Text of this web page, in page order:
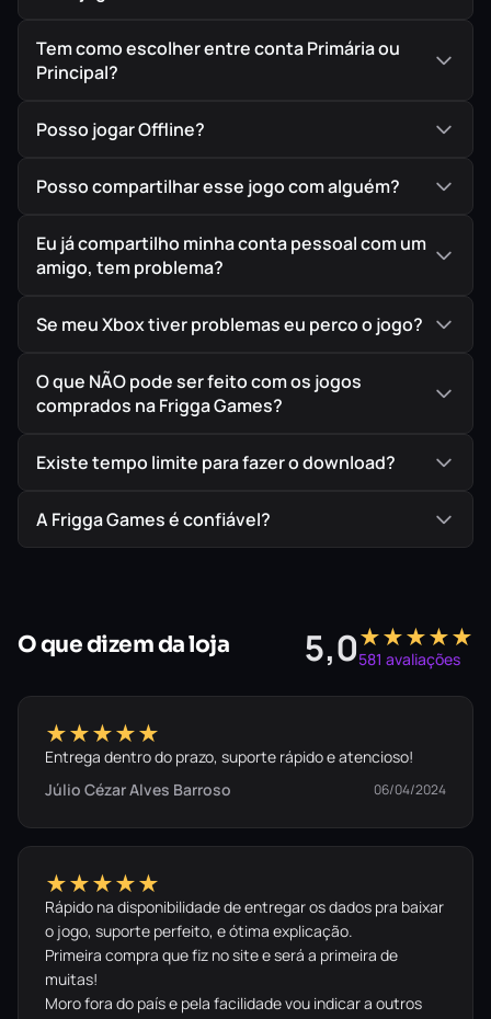
Tem como escolher entre conta Primária ou
Principal?
Posso jogar Offline?
Posso compartilhar esse jogo com alguém?
Eu já compartilho minha conta pessoal com um
amigo, tem problema?
Se meu Xbox tiver problemas eu perco o jogo?
O que NÃO pode ser feito com os jogos
comprados na Frigga Games?
Existe tempo limite para fazer o download?
A Frigga Games é confiável?
O que dizem da loja 5,0★★★★★
581 avaliações
★★★★★
Entrega dentro do prazo, suporte rápido e atencioso!
Júlio Cézar Alves Barroso
06/04/2024
★★★★★
Rápido na disponibilidade de entregar os dados pra baixar
o jogo, suporte perfeito, e ótima explicação.
Primeira compra que fiz no site e será a primeira de
muitas!
Moro fora do país e pela facilidade vou indicar a outros